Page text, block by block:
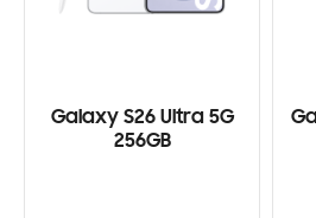
Galaxy S26 Ultra 5G
256GB